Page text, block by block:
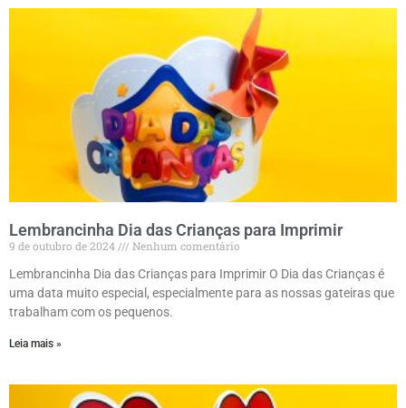
Lembrancinha Dia das Crianças para Imprimir
9 de outubro de 2024
Nenhum comentário
Lembrancinha Dia das Crianças para Imprimir O Dia das Crianças é
uma data muito especial, especialmente para as nossas gateiras que
trabalham com os pequenos.
Leia mais »